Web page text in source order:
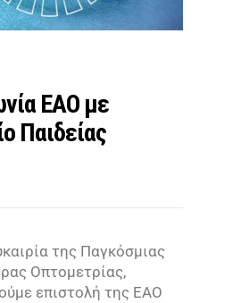
ΕΑΟ με
Παιδείας
της Παγκόσμιας
Οπτομετρίας,
επιστολή της ΕΑΟ